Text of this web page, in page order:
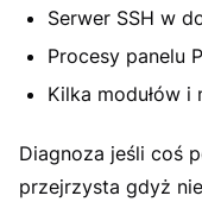
Serwer SSH w
Procesy panelu
Kilka modułów
Diagnoza jeśli coś
przejrzysta gdyż